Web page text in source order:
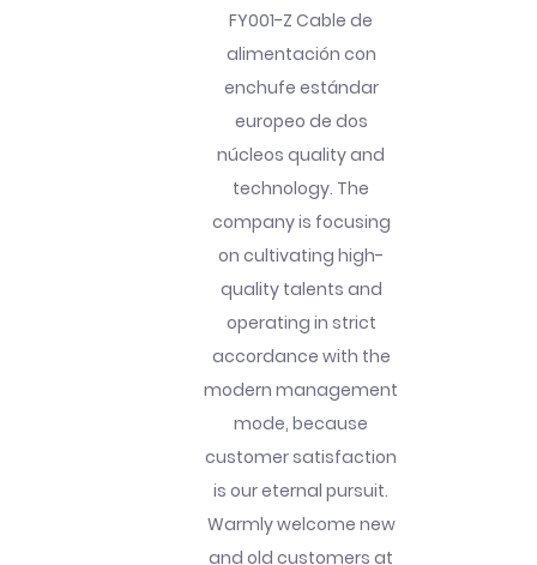
FY001-Z Cable de
alimentación con
enchufe estándar
europeo de dos
núcleos quality and
technology. The
company is focusing
on cultivating high-
quality talents and
operating in strict
accordance with the
modern management
mode, because
customer satisfaction
is our eternal pursuit.
Warmly welcome new
and old customers at